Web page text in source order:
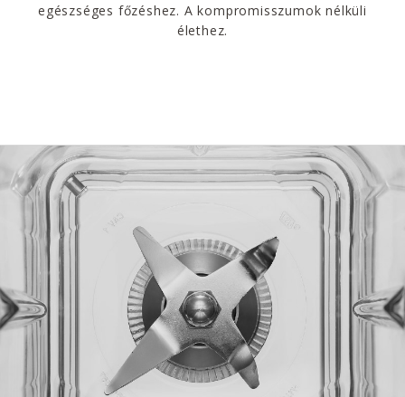
egészséges főzéshez. A kompromisszumok nélküli
élethez.